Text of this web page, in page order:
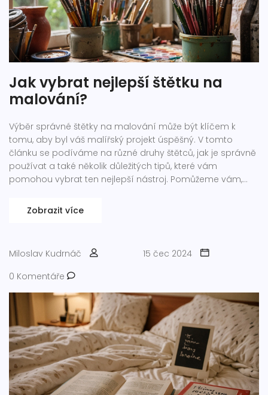
Jak vybrat nejlepší štětku na
malování?
Výběr správné štětky na malování může být klíčem k
tomu, aby byl váš malířský projekt úspěšný. V tomto
článku se podíváme na různé druhy štětců, jak je správně
používat a také několik důležitých tipů, které vám
pomohou vybrat ten nejlepší nástroj. Pomůžeme vám,
Zobrazit více
Miloslav Kudrnáč
15 čec 2024
0 Komentáře